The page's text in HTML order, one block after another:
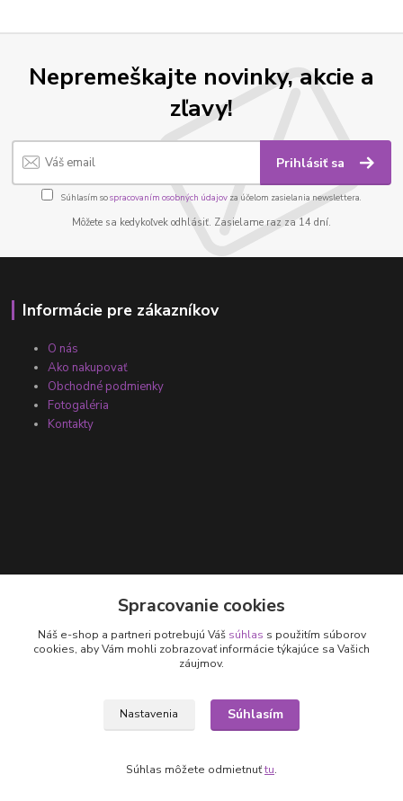
Nepremeškajte novinky, akcie a
zľavy!
Prihlásiť sa
Súhlasím sospracovaním osobných údajov za účelom zasielania newslettera.
Môžete sa kedykoľvek odhlásiť. Zasielame raz za 14 dní.
Informácie pre zákazníkov
O nás
Ako nakupovať
Obchodné podmienky
Fotogaléria
Kontakty
+421 905 531 251
Spracovanie cookies
Náš e-shop a partneri potrebujú Váš súhlas s použitím súborov
cookies, aby Vám mohli zobrazovať informácie týkajúce sa Vašich
záujmov.
Nastavenia Súhlasím
Súhlas môžete odmietnuťtu.